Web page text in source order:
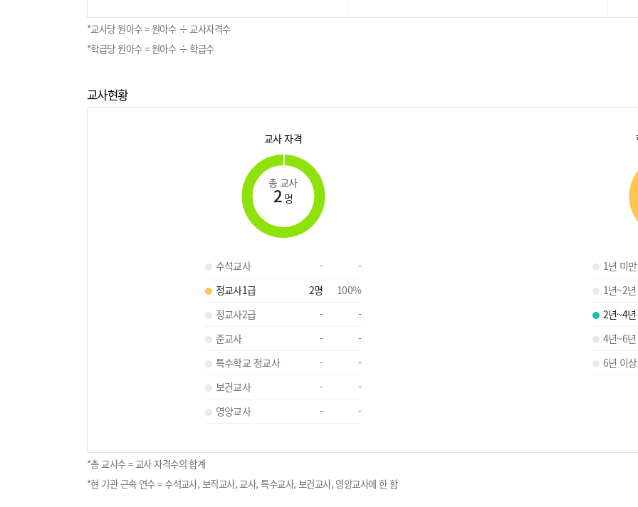
*교사당 원아수 = 원아수 ÷ 교사자격수
*학급당 원아수 = 원아수 ÷ 학급수
교사현황
교사 자격
총 교사
2 명
수석교사 -
-
정교사1급
2명 100%
정교사2급
-
-
준교사
-
-
특수학교 정교사
-
-
보건교사
-
-
영양교사
- -
1년 미만
1년~2
2년~4
4년~6
6년 이상
*총 교사수 = 교사 자격수의 합계
*현 기관 근속 연수 = 수석교사, 보직교사, 교사, 특수교사, 보건교사, 영양교사에 한 함